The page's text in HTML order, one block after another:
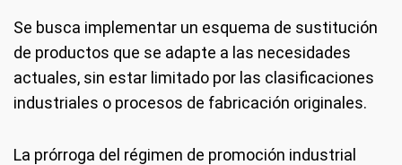
Se busca implementar un esquema de sustitución
de productos que se adapte a las necesidades
actuales, sin estar limitado por las clasificaciones
industriales o procesos de fabricación originales.
La prórroga del régimen de promoción industrial